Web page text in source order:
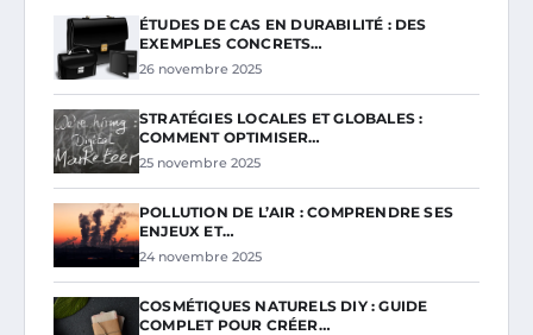
ÉTUDES DE CAS EN DURABILITÉ : DES
EXEMPLES CONCRETS…
26 novembre 2025
STRATÉGIES LOCALES ET GLOBALES :
COMMENT OPTIMISER…
25 novembre 2025
POLLUTION DE L’AIR : COMPRENDRE SES
ENJEUX ET…
24 novembre 2025
COSMÉTIQUES NATURELS DIY : GUIDE
COMPLET POUR CRÉER…